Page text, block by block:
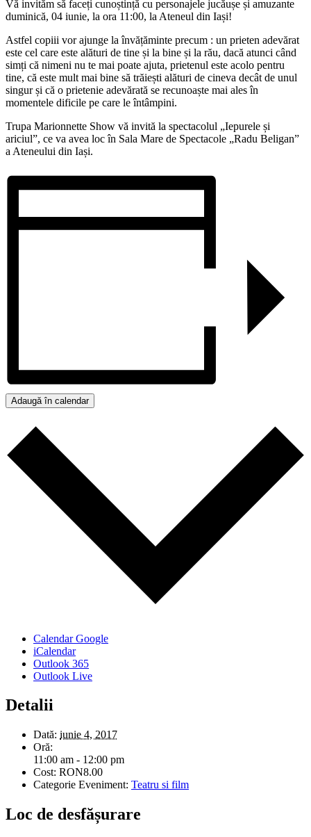
Vă invităm să faceți cunoștință cu personajele jucăușe și amuzante
duminică, 04 iunie, la ora 11:00, la Ateneul din Iași!
Astfel copiii vor ajunge la învățăminte precum : un prieten adevărat
este cel care este alături de tine și la bine și la rău, dacă atunci când
simți că nimeni nu te mai poate ajuta, prietenul este acolo pentru
tine, că este mult mai bine să trăiești alături de cineva decât de unul
singur și că o prietenie adevărată se recunoaște mai ales în
momentele dificile pe care le întâmpini.
Trupa Marionnette Show vă invită la spectacolul „Iepurele și
ariciul”, ce va avea loc în Sala Mare de Spectacole „Radu Beligan”
a Ateneului din Iași.
Adaugă în calendar
Calendar Google
iCalendar
Outlook 365
Outlook Live
Detalii
Dată: iunie 4, 2017
Oră:
11:00 am - 12:00 pm
Cost: RON8.00
Categorie Eveniment: Teatru si film
Loc de desfășurare